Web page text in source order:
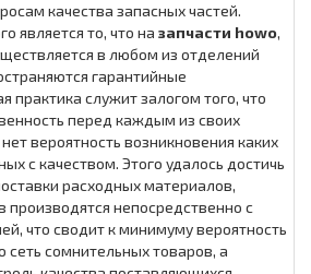
качества запасных частей.
является то, что на запчасти howo,
в любом из отделений
гарантийные
практика служит залогом того, что
перед каждым из своих
вероятность возникновения каких
с качеством. Этого удалось достичь
расходных материалов,
производятся непосредственно с
что сводит к минимуму вероятность
сеть сомнительных товаров, а